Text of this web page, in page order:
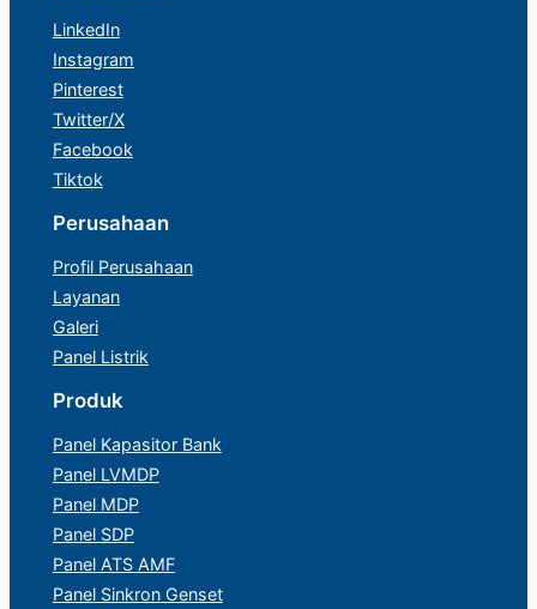
LinkedIn
Instagram
Pinterest
Twitter/X
Facebook
Tiktok
Perusahaan
Profil Perusahaan
Layanan
Galeri
Panel Listrik
Produk
Panel Kapasitor Bank
Panel LVMDP
Panel MDP
Panel SDP
Panel ATS AMF
Panel Sinkron Genset